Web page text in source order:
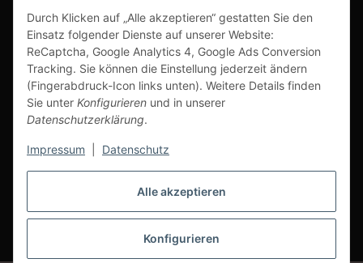
Alle akzeptieren
Konfigurieren
Durch Klicken auf „Alle akzeptieren“ gestatten Sie den
Einsatz folgender Dienste auf unserer Website:
ReCaptcha, Google Analytics 4, Google Ads Conversion
Tracking. Sie können die Einstellung jederzeit ändern
(Fingerabdruck-Icon links unten). Weitere Details finden
Sie unter Konfigurieren und in unserer
Datenschutzerklärung.
Impressum Datenschutz
Vertrag widerrufen
* Alle Preise inkl. gesetzlicher USt., zzgl.Versand